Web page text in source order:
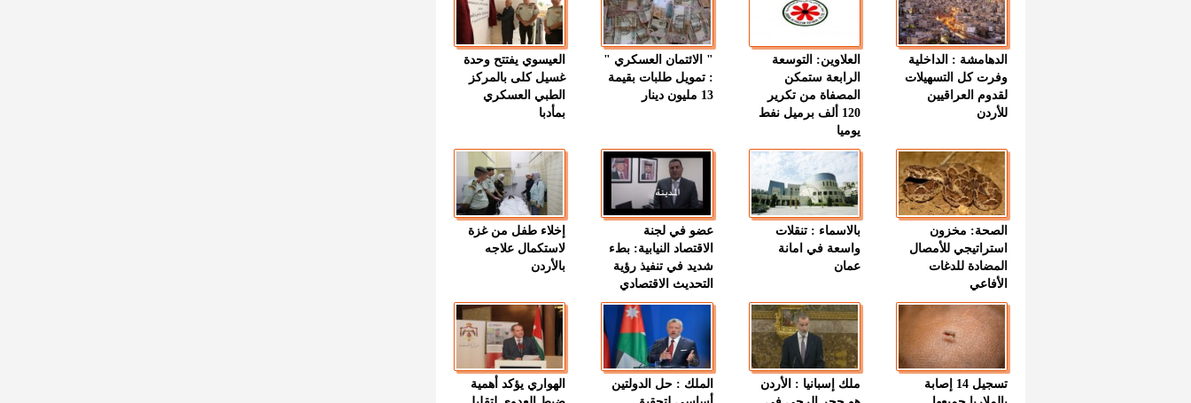
الدهامشة : الداخلية
وفرت كل التسهيلات
لقدوم العراقيين
للأردن
العلاوين: التوسعة
الرابعة ستمكن
المصفاة من تكرير
120 ألف برميل نفط
يوميا
" الائتمان العسكري "
: تمويل طلبات بقيمة
13 مليون دينار
العيسوي يفتتح وحدة
غسيل كلى بالمركز
الطبي العسكري
بمأدبا
الصحة: مخزون
استراتيجي للأمصال
المضادة للدغات
الأفاعي
بالاسماء : تنقلات
واسعة في امانة
عمان
عضو في لجنة
الاقتصاد النيابية: بطء
شديد في تنفيذ رؤية
التحديث الاقتصادي
إخلاء طفل من غزة
لاستكمال علاجه
بالأردن
تسجيل 14 إصابة
ملك إسبانيا : الأردن
الملك : حل الدولتين
الهواري يؤكد أهمية